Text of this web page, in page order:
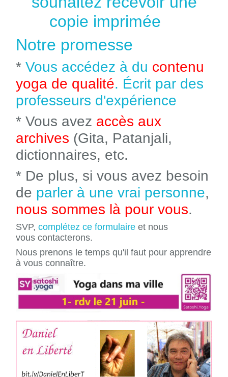
copie imprimée
Notre promesse
* Vous accédez à du contenu
yoga de qualité. Écrit par des
professeurs d'expérience
* Vous avez accès aux
archives (Gita, Patanjali,
dictionnaires, etc.
* De plus, si vous avez besoin
de parler à une vrai personne,
nous sommes là pour vous.
SVP, complétez ce formulaire et nous
vous contacterons.
Nous prenons le temps qu'il faut pour apprendre
à vous connaître.